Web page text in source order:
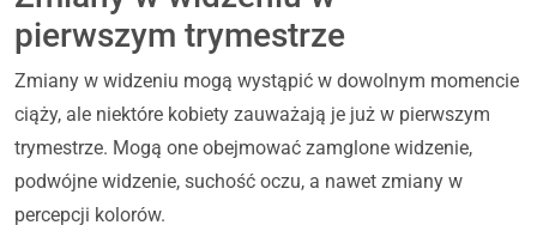
pierwszym trymestrze
Zmiany w widzeniu mogą wystąpić w dowolnym momencie
ciąży, ale niektóre kobiety zauważają je już w pierwszym
trymestrze. Mogą one obejmować zamglone widzenie,
podwójne widzenie, suchość oczu, a nawet zmiany w
percepcji kolorów.